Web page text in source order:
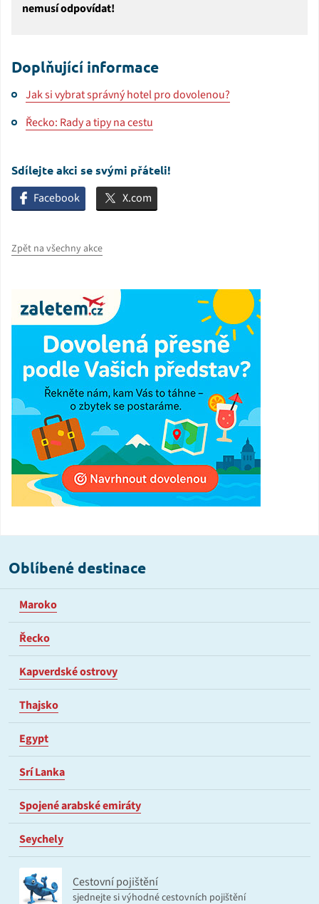
nemusí odpovídat!
Doplňující informace
Jak si vybrat správný hotel pro dovolenou?
Řecko: Rady a tipy na cestu
Sdílejte akci se svými přáteli!
Facebook X.com
Zpět na všechny akce
Oblíbené destinace
Maroko
Řecko
Kapverdské ostrovy
Thajsko
Egypt
Srí Lanka
Spojené arabské emiráty
Seychely
Cestovní pojištění
sjednejte si výhodné cestovních pojištění